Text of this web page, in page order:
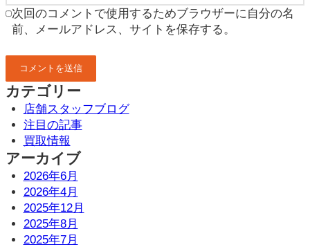
次回のコメントで使用するためブラウザーに自分の名
前、メールアドレス、サイトを保存する。
カテゴリー
店舗スタッフブログ
注目の記事
買取情報
アーカイブ
2026年6月
2026年4月
2025年12月
2025年8月
2025年7月